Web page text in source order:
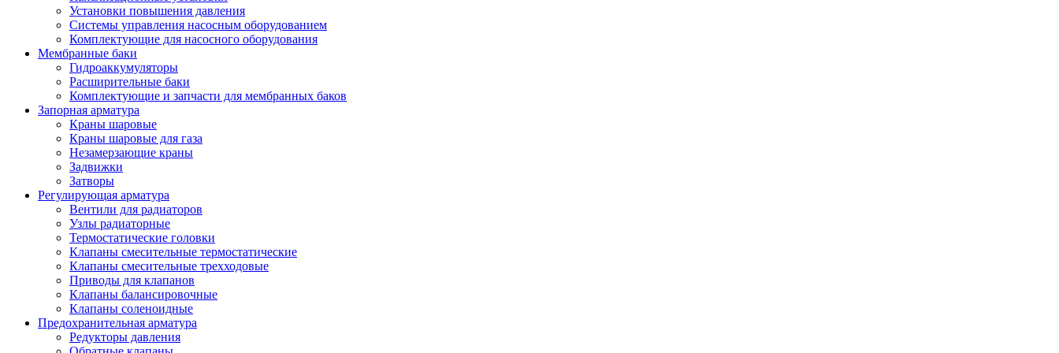
Установки повышения давления
Системы управления насосным оборудованием
Комплектующие для насосного оборудования
Мембранные баки
Гидроаккумуляторы
Расширительные баки
Комплектующие и запчасти для мембранных баков
Запорная арматура
Краны шаровые
Краны шаровые для газа
Незамерзающие краны
Задвижки
Затворы
Регулирующая арматура
Вентили для радиаторов
Узлы радиаторные
Термостатические головки
Клапаны смесительные термостатические
Клапаны смесительные трехходовые
Приводы для клапанов
Клапаны балансировочные
Клапаны соленоидные
Предохранительная арматура
Редукторы давления